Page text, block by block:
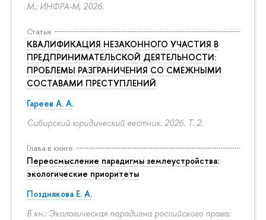
М.: ИНФРА-М, 2026.
Статья
КВАЛИФИКАЦИЯ НЕЗАКОННОГО УЧАСТИЯ В
ПРЕДПРИНИМАТЕЛЬСКОЙ ДЕЯТЕЛЬНОСТИ:
ПРОБЛЕМЫ РАЗГРАНИЧЕНИЯ СО СМЕЖНЫМИ
СОСТАВАМИ ПРЕСТУПЛЕНИЙ
Гареев А. А.
Сибирский юридический вестник. 2026. Т. 2.
Глава в книге
Переосмысление парадигмы землеустройства:
экологические приоритеты
Позднякова Е. А.
В кн.: Экологическая парадигма российского права: